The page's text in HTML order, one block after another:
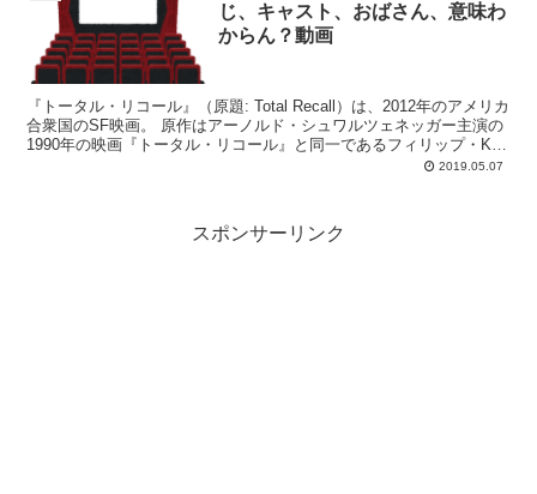
じ、キャスト、おばさん、意味わ
からん？動画
『トータル・リコール』（原題: Total Recall）は、2012年のアメリカ
合衆国のSF映画。 原作はアーノルド・シュワルツェネッガー主演の
1990年の映画『トータル・リコール』と同一であるフィリップ・K・
2019.05.07
スポンサーリンク